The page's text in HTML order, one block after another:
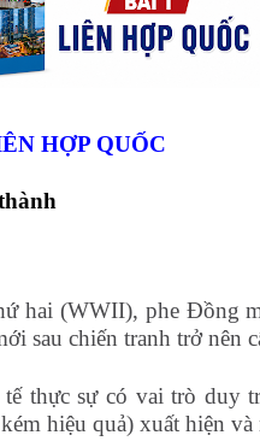
HỢP QUỐC
hai (WWII), phe Đồng
sau chiến tranh trở nên
thực sự có vai trò duy
hiệu quả) xuất hiện và